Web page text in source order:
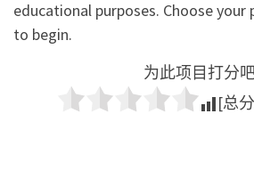
educational purposes. Choose
to begin.
为此项目打分
[总